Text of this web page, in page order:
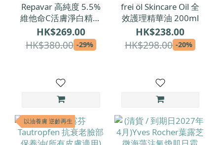
Repavar 高純度 5.5%
維他命C活膚淨白精華
20x1.5ml
HK$269.00
HK$380.00 -29%
frei öl Skincare Oil 全
效護理精華油 200ml
HK$238.00
HK$298.00 -20%
以油養膚 逆齡再生